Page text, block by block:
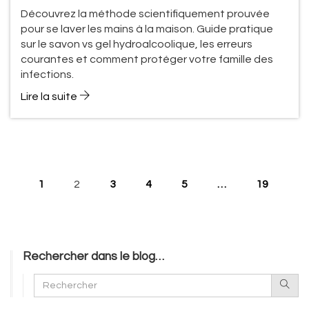
infections à domicile
Découvrez la méthode scientifiquement prouvée
pour se laver les mains à la maison. Guide pratique
sur le savon vs gel hydroalcoolique, les erreurs
courantes et comment protéger votre famille des
infections.
Lire la suite
1 2 3 4 5 … 19
Rechercher dans le blog…